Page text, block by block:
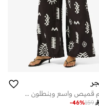
طقم قميص واسع وبنطلون واسع أحادي اللون
159
-46%